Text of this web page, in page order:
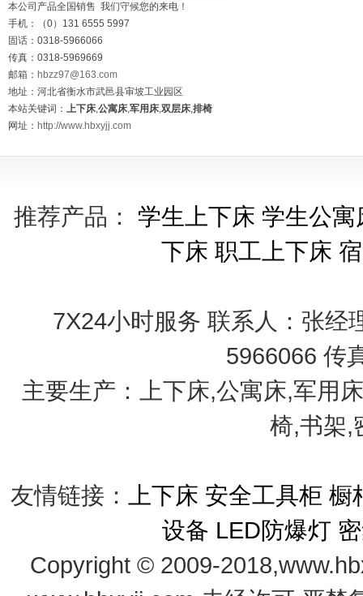
本公司产品全国销售 我们守候您的来电！
手机：（0）131 6555 5997
固话：0318-5966066
传真：0318-5969669
邮箱： hbzz97@163.com
地址：河北省衡水市武邑县审坡工业园区
本站关键词： 上下床,公寓床,军用床,双层床,排椅
网址： http://www.hbxyjj.com
推荐产品： 学生上下床 学生公寓
下床 职工上下床
7X24小时服务 联系人：张经
5966066 传
主要生产：上下床,公寓床,军用
椅,书架,
友情链接： 上下床 安全工具柜 橱
设备 LED防爆灯
Copyright © 2009-